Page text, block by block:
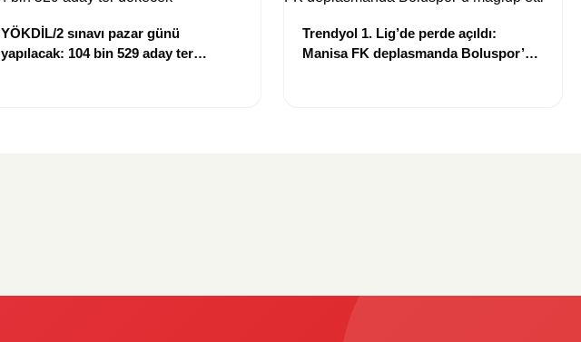
YÖKDİL/2 sınavı pazar günü
yapılacak: 104 bin 529 aday ter
Trendyol 1. Lig’de perde açıldı:
Manisa FK deplasmanda Boluspor’u